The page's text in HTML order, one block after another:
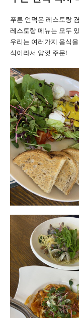
푸른 언덕은 레스토랑
레스토랑 메뉴는 모두
우리는 여러가지 음식
식이라서 양껏 주문!